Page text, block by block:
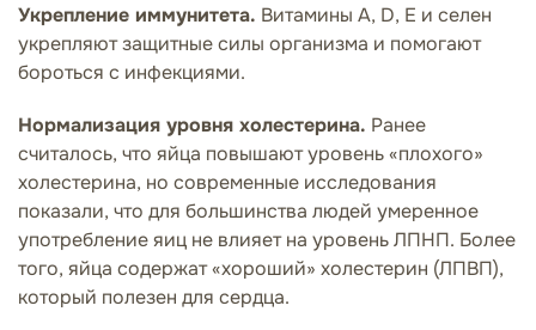
Укрепление иммунитета. Витамины А, D, Е и селен
укрепляют защитные силы организма и помогают
бороться с инфекциями.
Нормализация уровня холестерина. Ранее
считалось, что яйца повышают уровень «плохого»
холестерина, но современные исследования
показали, что для большинства людей умеренное
употребление яиц не влияет на уровень ЛПНП. Более
того, яйца содержат «хороший» холестерин (ЛПВП),
который полезен для сердца.